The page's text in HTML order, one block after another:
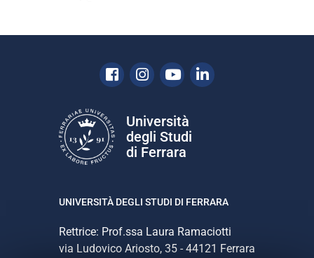
Facebook
Instagram
YoutubeLinkedin
Università
degli Studi
di Ferrara
UNIVERSITÀ DEGLI STUDI DI FERRARA
Rettrice: Prof.ssa Laura Ramaciotti
via Ludovico Ariosto, 35 - 44121 Ferrara